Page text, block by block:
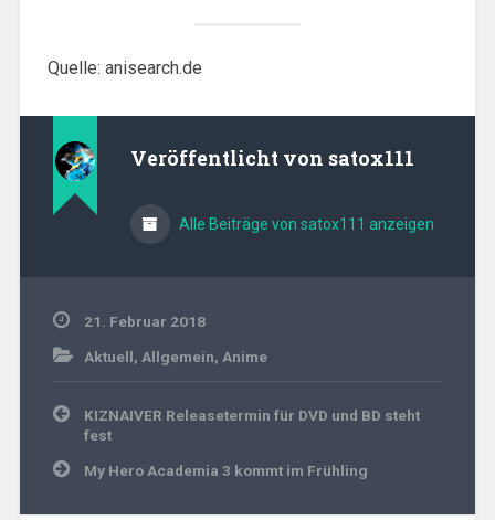
Quelle: anisearch.de
Veröffentlicht von satox111
Alle Beiträge von satox111 anzeigen
21. Februar 2018
Aktuell, Allgemein, Anime
Beitragsnavigation
KIZNAIVER Releasetermin für DVD und BD steht
fest
My Hero Academia 3 kommt im Frühling